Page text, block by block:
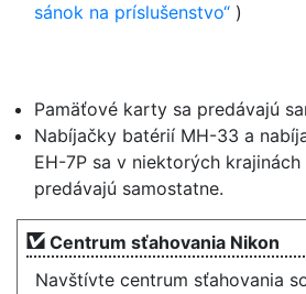
sánok na príslušenstvo )
Pamäťové karty sa predávajú
Nabíjačky batérií MH-33 a
EH-7P sa v niektorých
predávajú samostatne.
Centrum sťahovania Nikon
Navštívte centrum sťahovania